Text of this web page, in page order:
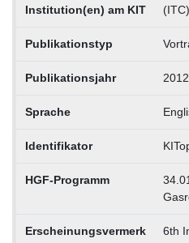
Institution(en) am KIT
(ITC)
Publikationstyp
Publikationsjahr 2012
Sprache
Identifikator
HGF-Programm
Erscheinungsvermerk
6th